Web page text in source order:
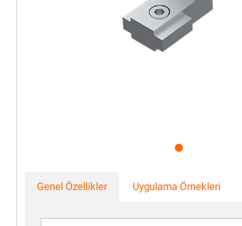
Genel Özellikler Uygulama Örnekleri